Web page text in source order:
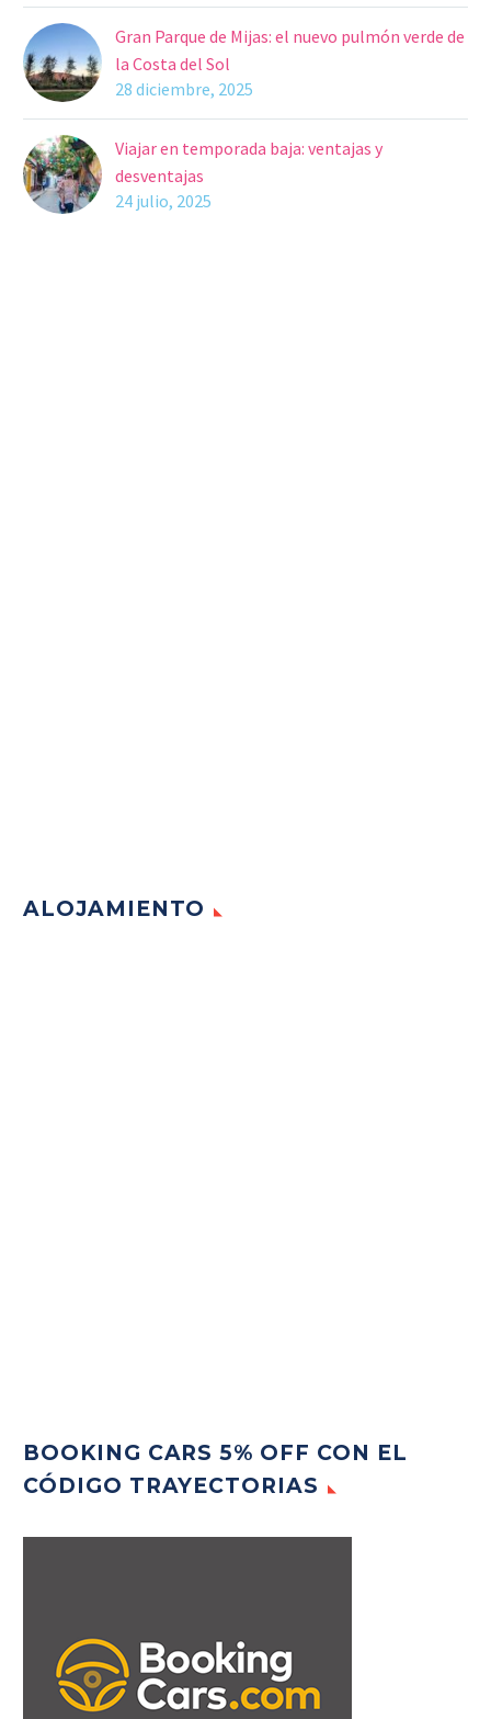
Gran Parque de Mijas: el nuevo pulmón verde de
la Costa del Sol
28 diciembre, 2025
Viajar en temporada baja: ventajas y
desventajas
24 julio, 2025
ALOJAMIENTO
BOOKING CARS 5% OFF CON EL
CÓDIGO TRAYECTORIAS